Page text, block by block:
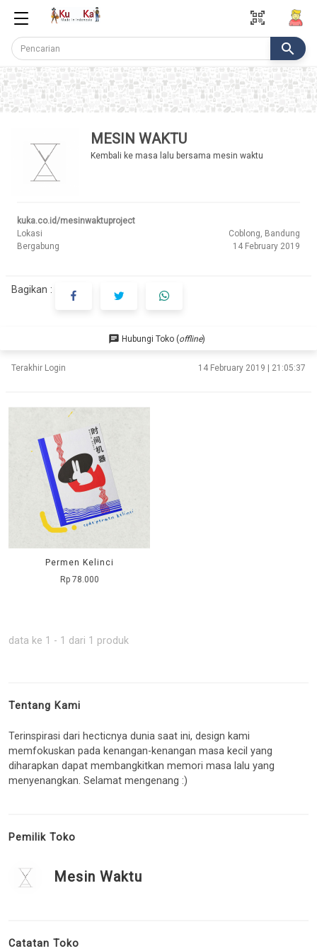
qr_code_scanner
search
MESIN WAKTU
Kembali ke masa lalu bersama mesin waktu
kuka.co.id/mesinwaktuproject
Lokasi
Coblong, Bandung
Bergabung
14 February 2019
Bagikan :
chat Hubungi Toko (offline)
Terakhir Login 14 February 2019 | 21:05:37
Permen Kelinci
Rp 78.000
data ke 1 - 1 dari 1 produk
Tentang Kami
Terinspirasi dari hecticnya dunia saat ini, design kami
memfokuskan pada kenangan-kenangan masa kecil yang
diharapkan dapat membangkitkan memori masa lalu yang
menyenangkan. Selamat mengenang :)
Pemilik Toko
Mesin Waktu
Catatan Toko